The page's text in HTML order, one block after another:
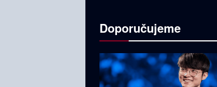
Doporučujeme